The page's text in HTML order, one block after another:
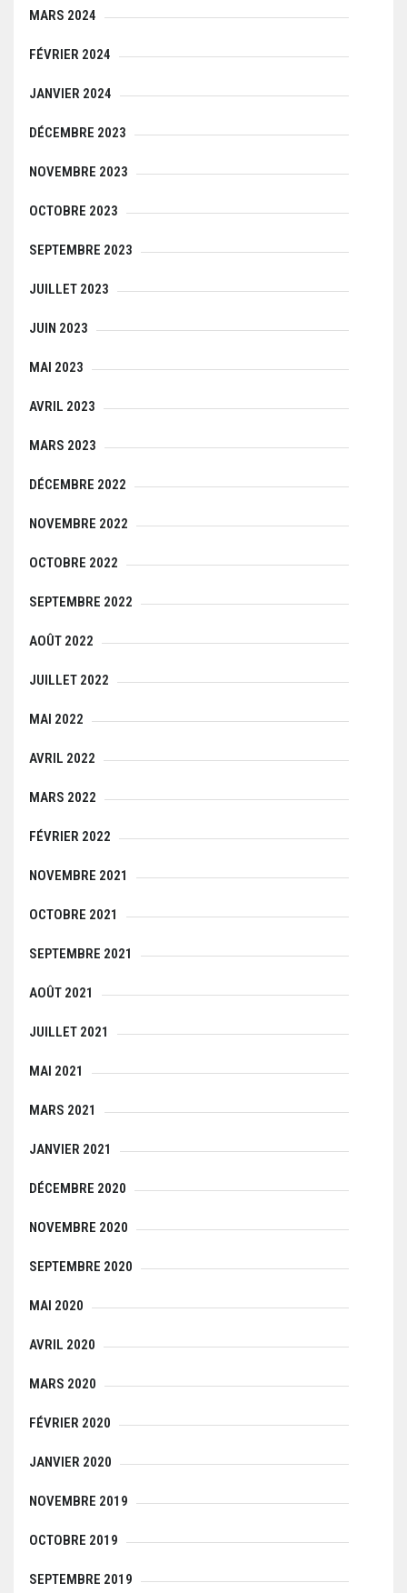
MARS 2024
FÉVRIER 2024
JANVIER 2024
DÉCEMBRE 2023
NOVEMBRE 2023
OCTOBRE 2023
SEPTEMBRE 2023
JUILLET 2023
JUIN 2023
MAI 2023
AVRIL 2023
MARS 2023
DÉCEMBRE 2022
NOVEMBRE 2022
OCTOBRE 2022
SEPTEMBRE 2022
AOÛT 2022
JUILLET 2022
MAI 2022
AVRIL 2022
MARS 2022
FÉVRIER 2022
NOVEMBRE 2021
OCTOBRE 2021
SEPTEMBRE 2021
AOÛT 2021
JUILLET 2021
MAI 2021
MARS 2021
JANVIER 2021
DÉCEMBRE 2020
NOVEMBRE 2020
SEPTEMBRE 2020
MAI 2020
AVRIL 2020
MARS 2020
FÉVRIER 2020
JANVIER 2020
NOVEMBRE 2019
OCTOBRE 2019
SEPTEMBRE 2019